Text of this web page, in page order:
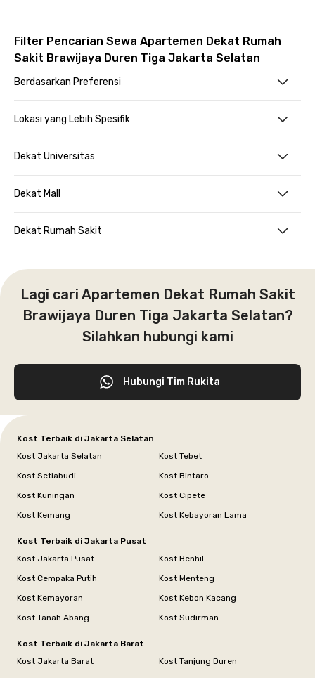
Filter Pencarian Sewa Apartemen Dekat Rumah
Sakit Brawijaya Duren Tiga Jakarta Selatan
Berdasarkan Preferensi
Lokasi yang Lebih Spesifik
Dekat Universitas
Dekat Mall
Dekat Rumah Sakit
Lagi cari Apartemen Dekat Rumah Sakit
Brawijaya Duren Tiga Jakarta Selatan?
Silahkan hubungi kami
Hubungi Tim Rukita
Kost Terbaik di Jakarta Selatan
Kost Jakarta Selatan
Kost Tebet
Kost Setiabudi
Kost Bintaro
Kost Kuningan
Kost Cipete
Kost Kemang
Kost Kebayoran Lama
Kost Terbaik di Jakarta Pusat
Kost Jakarta Pusat
Kost Benhil
Kost Cempaka Putih
Kost Menteng
Kost Kemayoran
Kost Kebon Kacang
Kost Tanah Abang
Kost Sudirman
Kost Terbaik di Jakarta Barat
Kost Jakarta Barat
Kost Tanjung Duren